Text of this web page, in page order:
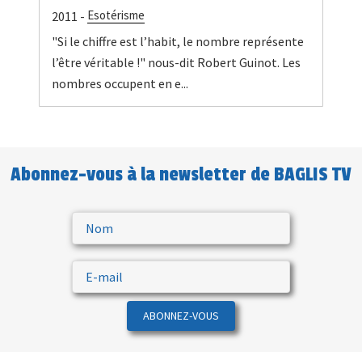
2011 - Esotérisme
"Si le chiffre est l’habit, le nombre représente
l’être véritable !" nous-dit Robert Guinot. Les
nombres occupent en e...
Abonnez-vous à la newsletter de BAGLIS TV
ABONNEZ-VOUS